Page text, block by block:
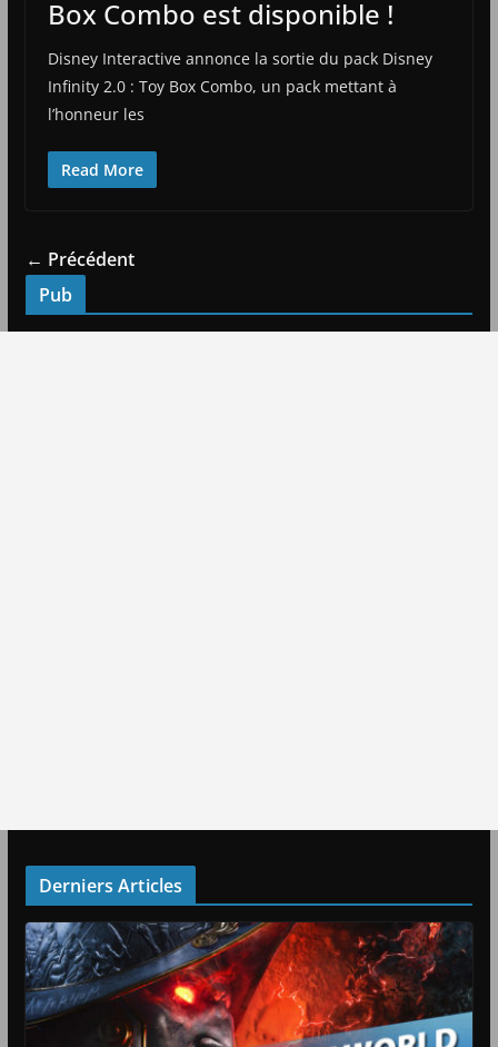
Box Combo est disponible !
Disney Interactive annonce la sortie du pack Disney
Infinity 2.0 : Toy Box Combo, un pack mettant à
l’honneur les
Read More
← Précédent
Pub
Derniers Articles